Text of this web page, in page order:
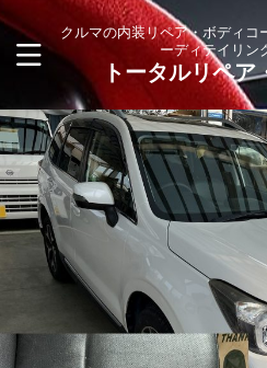
クルマの内装リペア・ボディコ
ーディテイリン
トータルリペア